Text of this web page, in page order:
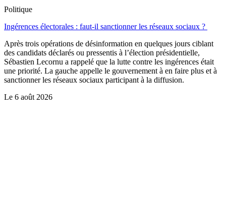
Politique
Ingérences électorales : faut-il sanctionner les réseaux sociaux ?
Après trois opérations de désinformation en quelques jours ciblant
des candidats déclarés ou pressentis à l’élection présidentielle,
Sébastien Lecornu a rappelé que la lutte contre les ingérences était
une priorité. La gauche appelle le gouvernement à en faire plus et à
sanctionner les réseaux sociaux participant à la diffusion.
Le 6 août 2026